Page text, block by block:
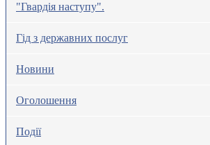
"Гвардія наступу".
Гід з державних послуг
Новини
Оголошення
Події